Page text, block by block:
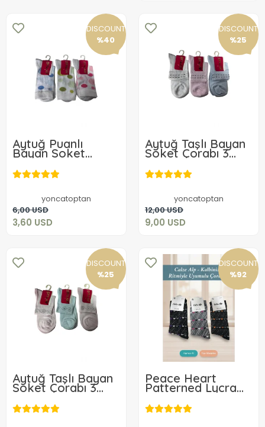
DISCOUNT
%40
Aytuğ Puanlı
Bayan Soket
Çorabı 30317
yoncatoptan
6,00 USD
3,60 USD
3,60 USD
Add to cart
DISCOUNT
%25
Aytuğ Taşlı Bayan
Soket Çorabı 3
ADET 30319
yoncatoptan
12,00 USD
9,00 USD
9,00 USD
Add to cart
DISCOUNT
%25
Aytuğ Taşlı Bayan
Soket Çorabı 3
ADET 30320
9,00 USD
DISCOUNT
%92
Peace Heart
Patterned Lycra
Women's Sock
Pair
0,32 USD